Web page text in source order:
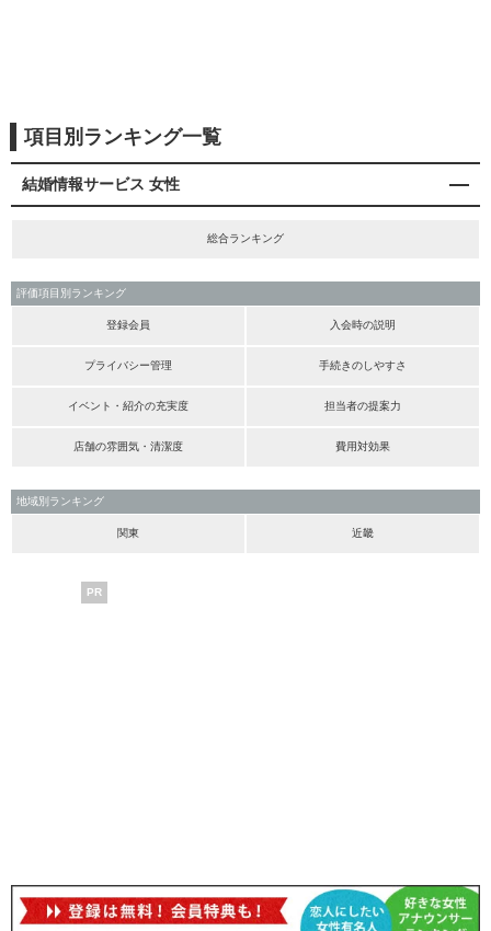
項目別ランキング一覧
結婚情報サービス 女性
総合ランキング
評価項目別ランキング
登録会員 入会時の説明
プライバシー管理 手続きのしやすさ
イベント・紹介の充実度 担当者の提案力
店舗の雰囲気・清潔度 費用対効果
地域別ランキング
関東 近畿
PR